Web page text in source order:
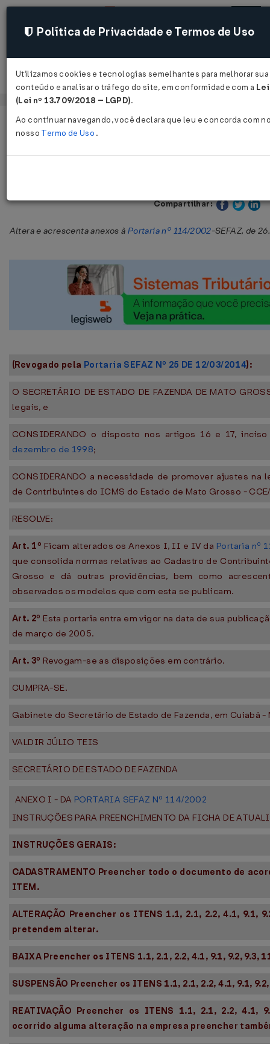
Acessar
Página Inicial Legislações Legislação Estadual - Mato Grosso
Portaria SEFAZ nº 53 de 11/05/2005
Compartilhar:
Altera e acrescenta anexos à Portaria nº 114/2002-SEFAZ, de
(Revogado pela Portaria SEFAZ Nº 25 DE 12/03/2014):
O SECRETÁRIO DE ESTADO DE FAZENDA DE MATO
legais, e
CONSIDERANDO o disposto nos artigos 16 e 17,
dezembro de 1998;
CONSIDERANDO a necessidade de promover ajustes
de Contribuintes do ICMS do Estado de Mato Grosso -
RESOLVE:
Art. 1º Ficam alterados os Anexos I, II e IV da Portaria nº
que consolida normas relativas ao Cadastro de
Grosso e dá outras providências, bem como
observados os modelos que com esta se publicam.
Art. 2º Esta portaria entra em vigor na data de sua
de março de 2005.
Art. 3º Revogam-se as disposições em contrário.
CUMPRA-SE.
Gabinete do Secretário de Estado de Fazenda, em Cuiabá -
VALDIR JÚLIO TEIS
SECRETÁRIO DE ESTADO DE FAZENDA
ANEXO I - DA PORTARIA SEFAZ Nº 114/2002
INSTRUÇÕES PARA PREENCHIMENTO DA FICHA DE
INSTRUÇÕES GERAIS:
CADASTRAMENTO Preencher todo o documento de
ITEM.
ALTERAÇÃO Preencher os ITENS 1.1, 2.1, 2.2, 4.1, 9.1,
pretendem alterar.
BAIXA Preencher os ITENS 1.1, 2.1, 2.2, 4.1, 9.1, 9.2, 9.3,
SUSPENSÃO Preencher os ITENS 1.1, 2.1, 2.2, 4.1, 9.1,
REATIVAÇÃO Preencher os ITENS 1.1, 2.1, 2.2, 4.1,
ocorrido alguma alteração na empresa preencher
Política de Privacidade e Termos de Uso
Utilizamos cookies e tecnologias semelhantes para melhorar
conteúdo e analisar o tráfego do site, em conformidade com a
(Lei nº 13.709/2018 – LGPD).
Ao continuar navegando, você declara que leu e concorda com
nosso Termo de Uso .